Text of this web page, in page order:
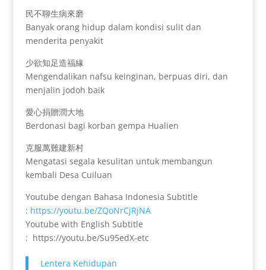
民不聊生病來磨
Banyak orang hidup dalam kondisi sulit dan
menderita penyakit
少欲知足造福緣
Mengendalikan nafsu keinginan, berpuas diri, dan
menjalin jodoh baik
愛心捐贈潤大地
Berdonasi bagi korban gempa Hualien
克服萬難建新村
Mengatasi segala kesulitan untuk membangun
kembali Desa Cuiluan
Youtube dengan Bahasa Indonesia Subtitle
: https://youtu.be/ZQoNrCjRjNA
Youtube with English Subtitle
: https://youtu.be/Su95edX-etc
Lentera Kehidupan